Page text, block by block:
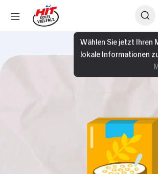
Wählen Sie jetzt Ihren
lokale Informationen